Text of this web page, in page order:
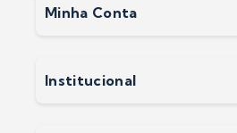
Minha Conta
Cadastre-se
Institucional